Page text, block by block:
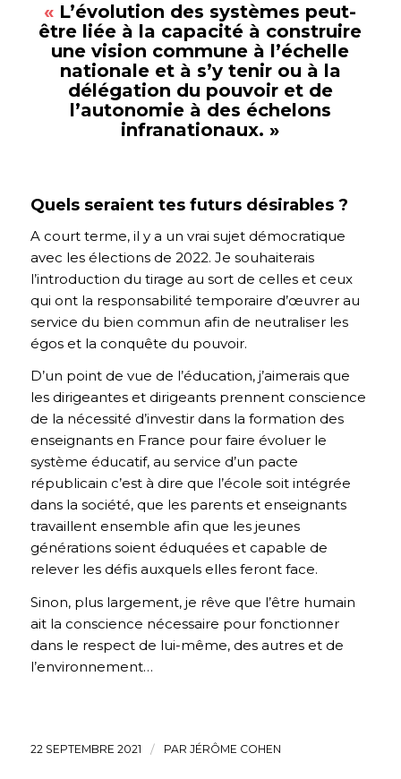
« L’évolution des systèmes peut-
être liée à la capacité à construire
une vision commune à l’échelle
nationale et à s’y tenir ou à la
délégation du pouvoir et de
l’autonomie à des échelons
infranationaux.»
Quels seraient tes futurs désirables ?
A court terme, il y a un vrai sujet démocratique
avec les élections de 2022. Je souhaiterais
l’introduction du tirage au sort de celles et ceux
qui ont la responsabilité temporaire d’œuvrer au
service du bien commun afin de neutraliser les
égos et la conquête du pouvoir.
D’un point de vue de l’éducation, j’aimerais que
les dirigeantes et dirigeants prennent conscience
de la nécessité d’investir dans la formation des
enseignants en France pour faire évoluer le
système éducatif, au service d’un pacte
républicain c’est à dire que l’école soit intégrée
dans la société, que les parents et enseignants
travaillent ensemble afin que les jeunes
générations soient éduquées et capable de
relever les défis auxquels elles feront face.
Sinon, plus largement, je rêve que l’être humain
ait la conscience nécessaire pour fonctionner
dans le respect de lui-même, des autres et de
l’environnement…
22 SEPTEMBRE 2021 / PAR JÉRÔME COHEN